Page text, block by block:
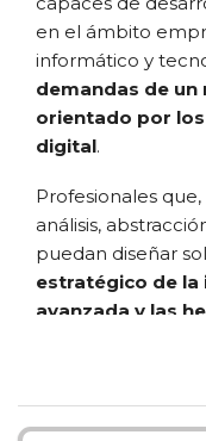
en el ámbito
informático y
demandas de un
orientado por
digital.
Profesionales
análisis,
puedan diseñar
estratégico de
avanzada y las